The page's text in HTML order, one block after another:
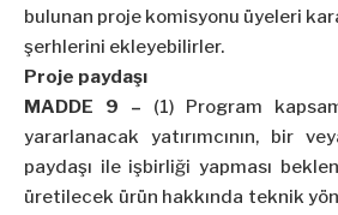
bulunan proje komisyonu üyeleri
şerhlerini ekleyebilirler.
Proje paydaşı
MADDE 9 – (1) Program
yararlanacak yatırımcının, bir
paydaşı ile işbirliği yapması
üretilecek ürün hakkında teknik